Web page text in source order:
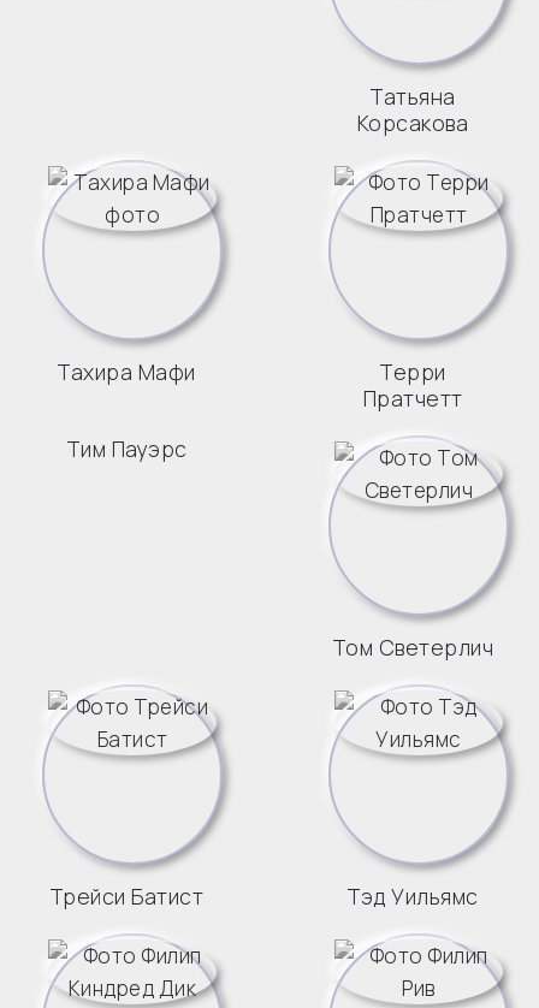
Татьяна
Корсакова
Тахира Мафи
Терри
Пратчетт
Тим Пауэрс
Том Светерлич
Трейси Батист Тэд Уильямс